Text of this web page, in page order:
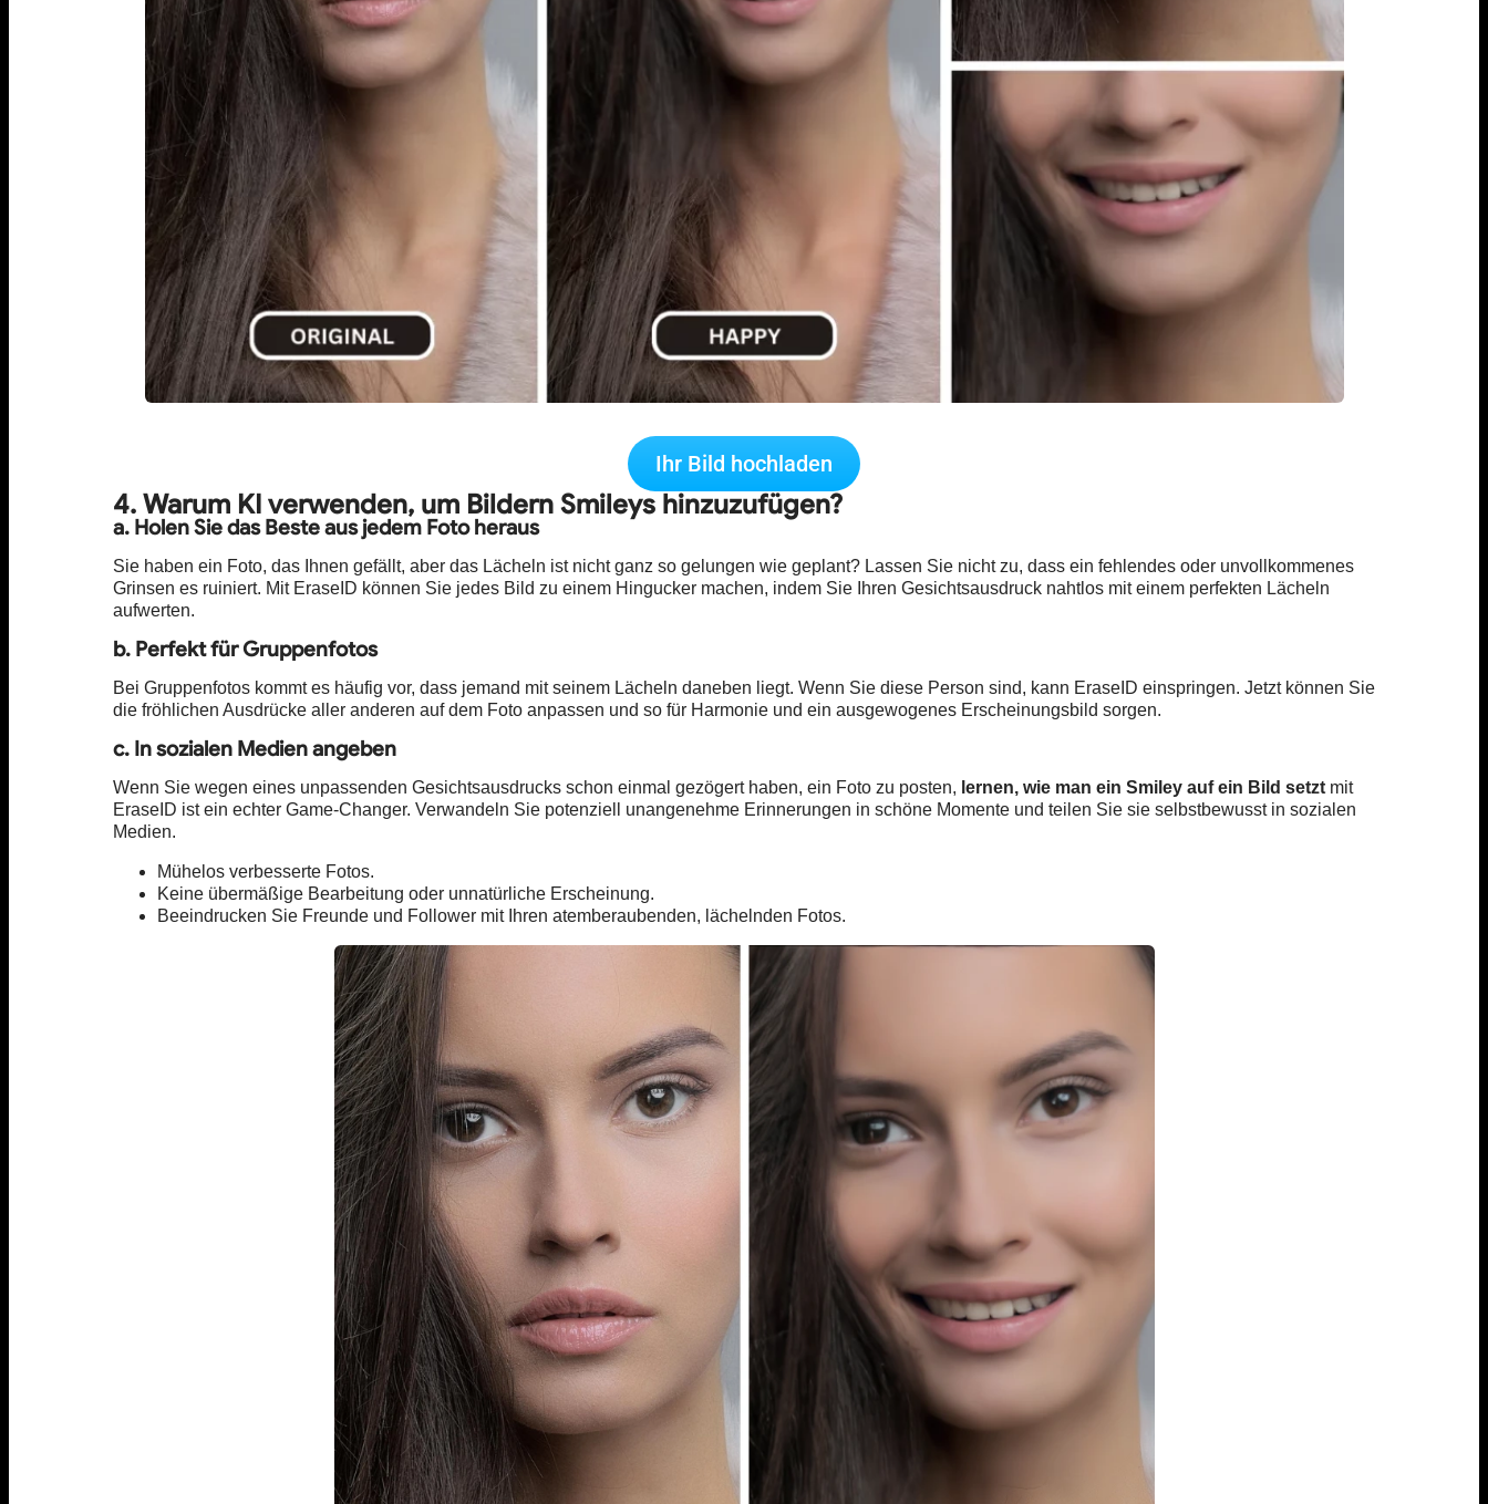
Ihr Bild hochladen
4. Warum KI verwenden, um Bildern Smileys hinzuzufügen?
a. Holen Sie das Beste aus jedem Foto heraus
Sie haben ein Foto, das Ihnen gefällt, aber das Lächeln ist nicht ganz so gelungen wie geplant? Lassen Sie nicht zu, dass ein fehlendes oder unvollkommenes
Grinsen es ruiniert. Mit EraseID können Sie jedes Bild zu einem Hingucker machen, indem Sie Ihren Gesichtsausdruck nahtlos mit einem perfekten Lächeln
aufwerten.
b. Perfekt für Gruppenfotos
Bei Gruppenfotos kommt es häufig vor, dass jemand mit seinem Lächeln daneben liegt. Wenn Sie diese Person sind, kann EraseID einspringen. Jetzt können Sie
die fröhlichen Ausdrücke aller anderen auf dem Foto anpassen und so für Harmonie und ein ausgewogenes Erscheinungsbild sorgen.
c. In sozialen Medien angeben
Wenn Sie wegen eines unpassenden Gesichtsausdrucks schon einmal gezögert haben, ein Foto zu posten, lernen, wie man ein Smiley auf ein Bild setzt mit
EraseID ist ein echter Game-Changer. Verwandeln Sie potenziell unangenehme Erinnerungen in schöne Momente und teilen Sie sie selbstbewusst in sozialen
Medien.
Mühelos verbesserte Fotos.
Keine übermäßige Bearbeitung oder unnatürliche Erscheinung.
Beeindrucken Sie Freunde und Follower mit Ihren atemberaubenden, lächelnden Fotos.